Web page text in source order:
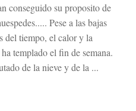
conseguido su proposito de
Pese a las bajas
del tiempo, el calor y la
templado el fin de semana.
de la nieve y de la ...